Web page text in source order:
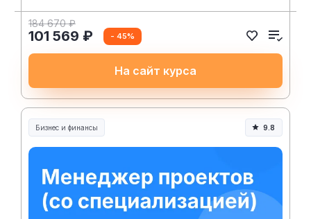
184 670 ₽
101 569 ₽ - 45%
На сайт курса
Бизнес и финансы 9.8